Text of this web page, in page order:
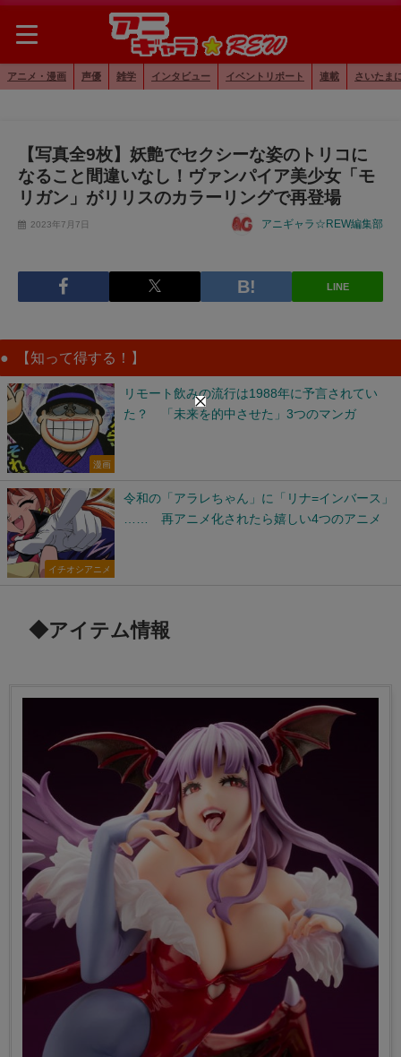
アニメ・漫画 声優 雑学 インタビュー イベントリポート 連載 さいたま
【写真全9枚】妖艶でセクシーな姿のトリコに
なること間違いなし！ヴァンパイア美少女「モ
リガン」がリリスのカラーリングで再登場
2023年7月7日 アニギャラ☆REW編集部
LINE
【知って得する！】
漫画
リモート飲みの流行は1988年に予言されてい
た？ 「未来を的中させた」3つのマンガ
イチオシアニメ
令和の「アラレちゃん」に「リナ=インバース」
…… 再アニメ化されたら嬉しい4つのアニメ
◆アイテム情報